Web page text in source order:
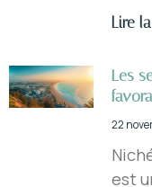
Lire
Les
22
est